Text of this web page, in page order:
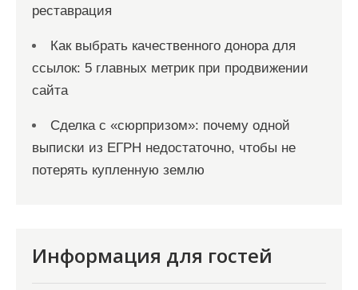
реставрация
Как выбрать качественного донора для
ссылок: 5 главных метрик при продвижении
сайта
Сделка с «сюрпризом»: почему одной
выписки из ЕГРН недостаточно, чтобы не
потерять купленную землю
Информация для гостей